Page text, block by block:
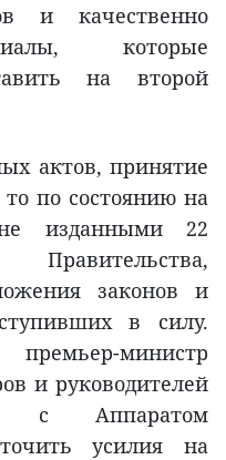
и качественно
которые
на второй
актов, принятие
по состоянию на
изданными 22
законов и
в силу.
министр
и руководителей
с Аппаратом
усилия на